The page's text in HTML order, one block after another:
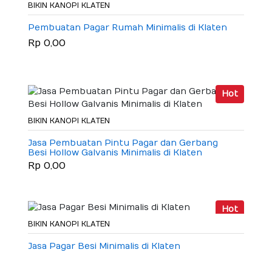
BIKIN KANOPI KLATEN
Pembuatan Pagar Rumah Minimalis di Klaten
Rp 0,00
Hot
BIKIN KANOPI KLATEN
Jasa Pembuatan Pintu Pagar dan Gerbang
Besi Hollow Galvanis Minimalis di Klaten
Rp 0,00
Hot
BIKIN KANOPI KLATEN
Jasa Pagar Besi Minimalis di Klaten